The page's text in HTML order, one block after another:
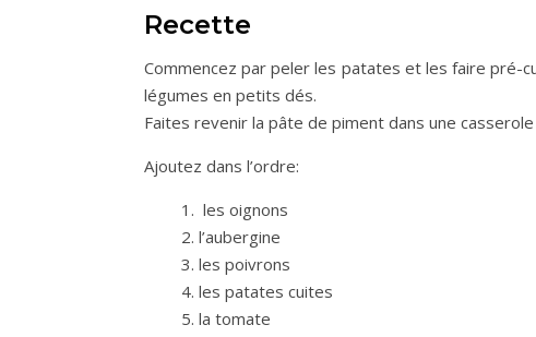
Recette
Commencez par peler les patates et les faire pré-
légumes en petits dés.
Faites revenir la pâte de piment dans une casserole
Ajoutez dans l’ordre:
les oignons
l’aubergine
les poivrons
les patates cuites
la tomate